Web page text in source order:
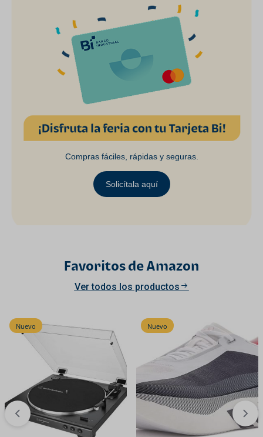
Compras fáciles, rápidas y seguras.
Solicítala aquí
Favoritos de Amazon
Ver todos los productos
Nuevo Nuevo